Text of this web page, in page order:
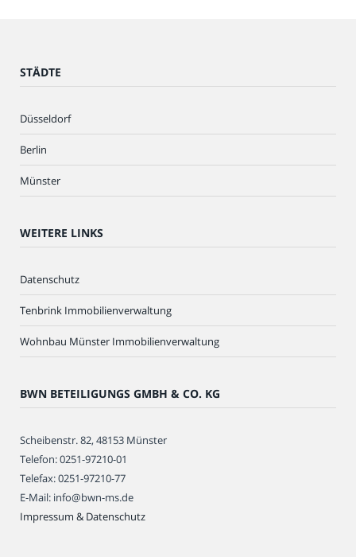
STÄDTE
Düsseldorf
Berlin
Münster
WEITERE LINKS
Datenschutz
Tenbrink Immobilienverwaltung
Wohnbau Münster Immobilienverwaltung
BWN BETEILIGUNGS GMBH & CO. KG
Scheibenstr. 82, 48153 Münster
Telefon: 0251-97210-01
Telefax: 0251-97210-77
E-Mail: info@bwn-ms.de
Impressum & Datenschutz